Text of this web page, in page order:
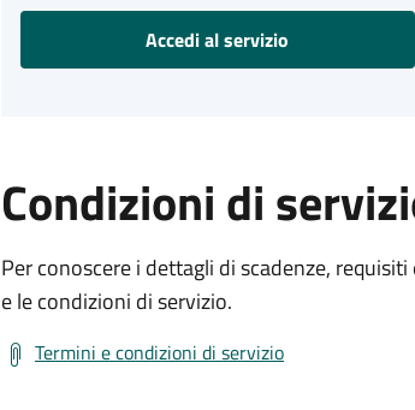
Accedi al servizio
Condizioni di
Per conoscere i dettagli di scadenze,
e le condizioni di servizio.
Termini e condizioni di servizio